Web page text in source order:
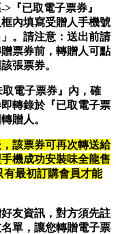
『已取電子票券』
內填寫受贈人手機號
。請注意：送出前請
票券前，轉贈人可點
張票券。
電子票券』內，確
轉錄於『已取電子票
贈人。
該票券可再次轉送給
機成功安裝味全龍售
有最初訂購會員才能
友資訊，對方須先註
單，讓您轉贈電子票